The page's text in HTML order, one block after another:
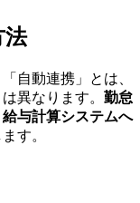
法
自動連携」とは、
異なります。 勤怠
与計算システムへ
す。